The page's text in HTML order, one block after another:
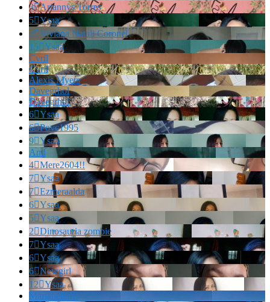
3Ariannys Torres
5Ysaa
2Viviana Natali Coronel
15Ysaa
Cvril
Cvril
Alexis Myers
Davegrhol
Davegrhol
6Ysaa
6Povc1995
9Ysaa
And
4Mere2604!!
7Ysaa
7Ezmeraalda
6Ysaa
5Ysaa
2Dinosauria zombie
7Ysaa
6Ysaa
6Newgirl
12Ysaa
Marianella!!!